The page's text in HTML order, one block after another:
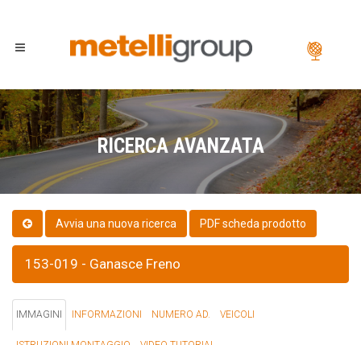
RICERCA AVANZATA
PDF scheda prodotto
153-019 - Ganasce Freno
IMMAGINI INFORMAZIONI NUMERO AD. VEICOLI